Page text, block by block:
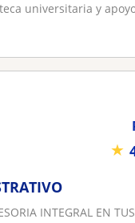
universitaria y
★
INTEGRAL EN